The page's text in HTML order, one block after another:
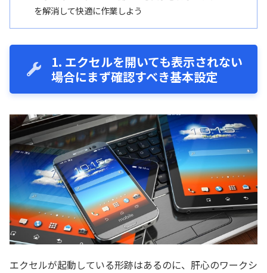
を解消して快適に作業しよう
1. エクセルを開いても表示されない
場合にまず確認すべき基本設定
エクセルが起動している形跡はあるのに、肝心のワークシ